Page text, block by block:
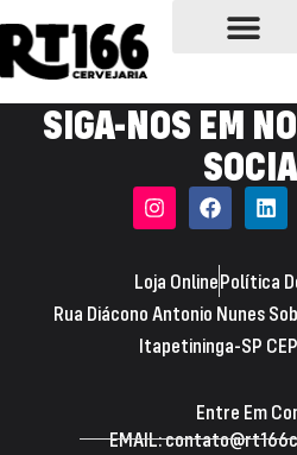
SIGA-NOS EM
Loja OnlinePolítica
Rua Diácono Antonio Nunes
Itapetininga-SP
Entre Em
EMAIL: